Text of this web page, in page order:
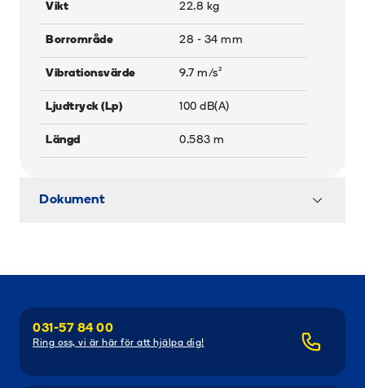
Vikt 22.8 kg
Borrområde 28 - 34 mm
Vibrationsvärde 9.7 m/s²
Ljudtryck (Lp) 100 dB(A)
Längd 0.583 m
Dokument
031-57 84 00
Ring oss, vi är här för att hjälpa dig!